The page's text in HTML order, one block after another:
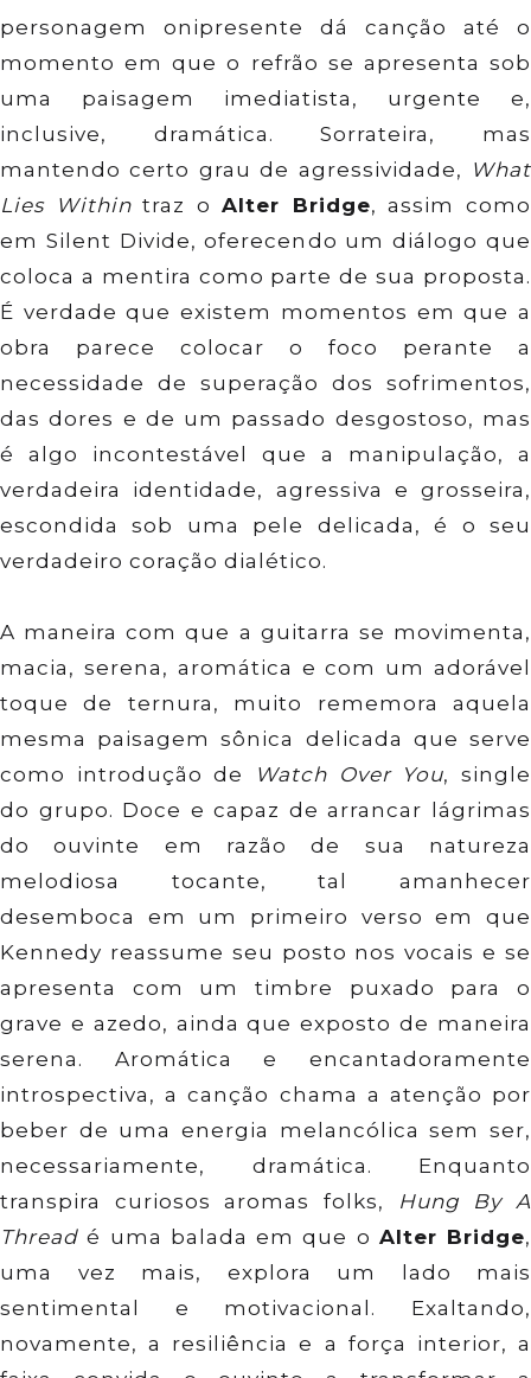
personagem onipresente dá canção até o
momento em que o refrão se apresenta sob
uma paisagem imediatista, urgente e,
inclusive, dramática. Sorrateira, mas
mantendo certo grau de agressividade, What
Lies Withintraz oAlter Bridge, assim como
em Silent Divide, oferecendo um diálogo que
coloca a mentira como parte de sua proposta.
É verdade que existem momentos em que a
obra parece colocar o foco perante a
necessidade de superação dos sofrimentos,
das dores e de um passado desgostoso, mas
é algo incontestável que a manipulação, a
verdadeira identidade, agressiva e grosseira,
escondida sob uma pele delicada, é o seu
verdadeiro coração dialético.
A maneira com que a guitarra se movimenta,
macia, serena, aromática e com um adorável
toque de ternura, muito rememora aquela
mesma paisagem sônica delicada que serve
como introdução de
Watch Over You, single
do grupo. Doce e capaz de arrancar lágrimas
do ouvinte em razão de sua natureza
melodiosa tocante, tal amanhecer
desemboca em um primeiro verso em que
Kennedy reassume seu posto nos vocais e se
apresenta com um timbre puxado para o
grave e azedo, ainda que exposto de maneira
serena. Aromática e encantadoramente
introspectiva, a canção chama a atenção por
beber de uma energia melancólica sem ser,
necessariamente, dramática. Enquanto
transpira curiosos aromas folks,
Hung By A
Thread é uma balada em que o Alter Bridge,
uma vez mais, explora um lado mais
sentimental e motivacional. Exaltando,
novamente, a resiliência e a força interior, a